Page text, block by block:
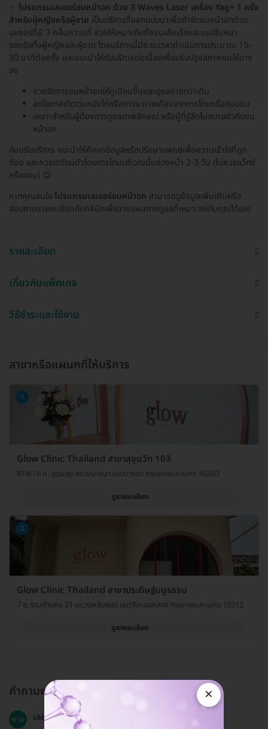
โปรแกรมเลเซอร์ขนหน้าอก ด้วย 3 Waves Laser เครื่อง Yag+ 1 ครั้ง
สำหรับผู้หญิงหรือผู้ชาย เป็นบริการที่ออกแบบมาเพื่อกำจัดขนหน้าอกด้วย
เลเซอร์ที่มี 3 คลื่นความถี่ ช่วยให้เหมาะกับทั้งขนเส้นเล็กและขนเส้นหนา
รองรับทั้งผู้หญิงและผู้ชาย โดยบริการนี้มีระยะเวลาดำเนินการประมาณ 15-
30 นาทีต่อครั้ง และแนะนำให้รับบริการต่อเนื่องเพื่อปรับปรุงสภาพขนให้บาง
ลง
ช่วยจัดการขนหน้าอกให้ดูเนียนขึ้นและดูแลง่ายกว่าเดิม
ลดโอกาสเกิดตุ่มหนังไก่หรือการระคายเคืองจากการโกนหรือถอนขน
เหมาะสำหรับผู้ต้องการดูแลภาพลักษณ์ หรือผู้ที่รู้สึกไม่สบายตัวกับขน
หน้าอก
ก่อนรับบริการ แนะนำให้ศึกษาข้อมูลหรือปรึกษาแพทย์เพื่อความเข้าใจที่ถูก
ต้อง และควรเตรียมตัวโดยการโกนบริเวณนั้นล่วงหน้า 2-3 วัน (ไม่ควรแว๊กซ์
หรือถอน) 😊
หากคุณสนใจ โปรแกรมเลเซอร์ขนหน้าอก สามารถดูข้อมูลเพิ่มเติมหรือ
สอบถามรายละเอียดกับคลินิกเพื่อวางแผนการดูแลที่เหมาะสมกับคุณได้เลย
รายละเอียด
เกี่ยวกับแพ็กเกจ
วิธีชำระและใช้งาน
สาขาหรือแผนกที่ให้บริการ
1
Glow Clinic Thailand สาขาสุขุมวิท 103
818/16 ถ. อุดมสุข แขวงบางนา เขตบางนา กรุงเทพมหานคร 10260
ดูรายละเอียด
2
Glow Clinic Thailand สาขาประดิษฐ์มนูธรรม
7 ซ. รามคำแหง 21 แขวงพลับพลา เขตวังทองหลาง กรุงเทพมหานคร 10312
ดูรายละเอียด
คำถามพบบ่อย
ถาม เลเซอร์ขนหน้าอกเหมาะสำหรับทุกกลุ่มอายุหรือไม่?
×